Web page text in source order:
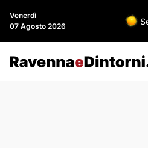
Venerdì
07 Agosto 2026